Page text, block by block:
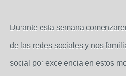
Durante esta semana
de las redes sociales y nos
social por excelencia en estos